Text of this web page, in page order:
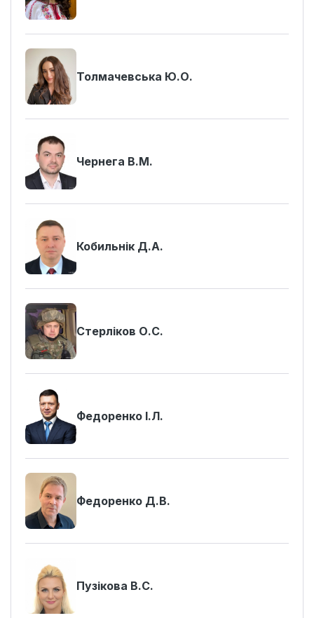
Толмачевська Ю.О.
Чернега В.М.
Кобильнік Д.А.
Стерліков О.С.
Федоренко І.Л.
Федоренко Д.В.
Пузікова В.С.